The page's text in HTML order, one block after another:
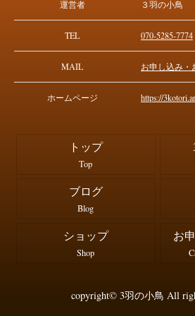
運営者 ３羽の小鳥
TEL 070-5285-7774
MAIL お申し込み・
ホームページ https://
トップ
Top
ブログ
Blog
ショップ
Shop
お
copyright© 3羽の小鳥 All